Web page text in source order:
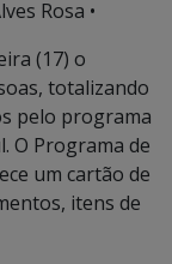
Rosa •
(17) o
totalizando
pelo programa
O Programa de
um cartão de
itens de